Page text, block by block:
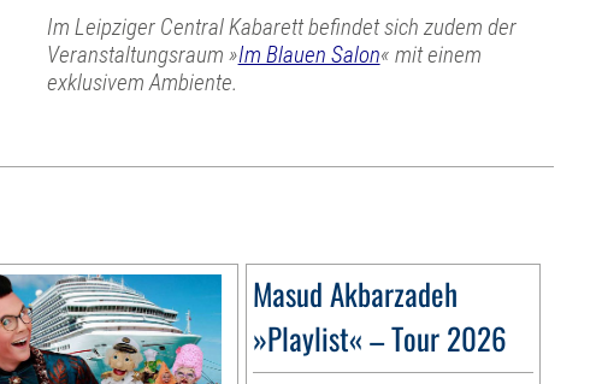
Im Leipziger Central Kabarett befindet sich zudem der
Veranstaltungsraum »Im Blauen Salon« mit einem
exklusivem Ambiente.
Masud Akbarzadeh
»Playlist« – Tour 2026